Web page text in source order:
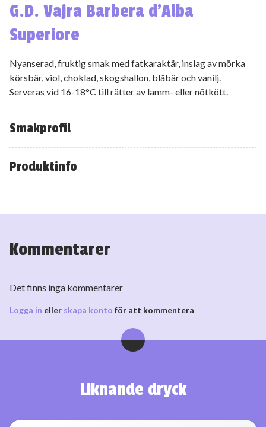
G.D. Vajra Barbera d’Alba
Superiore
Nyanserad, fruktig smak med fatkaraktär, inslag av mörka
körsbär, viol, choklad, skogshallon, blåbär och vanilj.
Serveras vid 16-18°C till rätter av lamm- eller nötkött.
Smakprofil
Produktinfo
Kommentarer
Det finns inga kommentarer
Logga in eller skapa konto för att kommentera
Liknande dryck